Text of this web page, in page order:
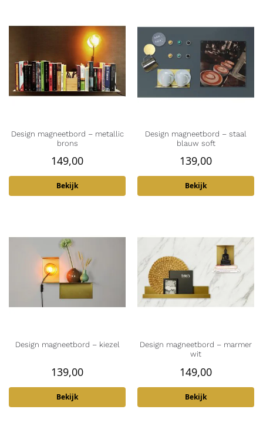
Design magneetbord – metallic
brons
149,00
Bekijk
Design magneetbord – staal
blauw soft
139,00
Bekijk
Design magneetbord – kiezel
139,00
Bekijk
Design magneetbord – marmer
wit
149,00
Bekijk